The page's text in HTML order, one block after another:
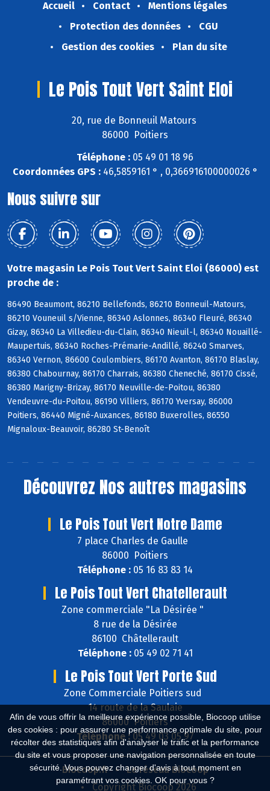
Afin de vous offrir la meilleure expérience possible, Biocoop utilise
des cookies : pour assurer une performance optimale du site, pour
récolter des statistiques afin d'analyser le trafic et la performance
du site et vous proposer une navigation personnalisée en toute
sécurité. Vous pouvez changer d'avis à tout moment en
paramétrant vos cookies. OK pour vous ?
Accueil Contact
Mentions légales
Protection des données
CGU
Gestion des cookies
Plan du site
Le Pois Tout Vert Saint Eloi
20, rue de Bonneuil Matours
86000 Poitiers
Téléphone : 05 49 01 18 96
Coordonnées GPS :46,5859161 ° , 0,366916100000026 °
Nous suivre sur
Votre magasin Le Pois Tout Vert Saint Eloi (86000) est
proche de :
86490 Beaumont, 86210 Bellefonds, 86210 Bonneuil-Matours,
86210 Vouneuil s/Vienne, 86340 Aslonnes, 86340 Fleuré, 86340
Gizay, 86340 La Villedieu-du-Clain, 86340 Nieuil-l, 86340 Nouaillé-
Maupertuis, 86340 Roches-Prémarie-Andillé, 86240 Smarves,
86340 Vernon, 86600 Coulombiers, 86170 Avanton, 86170 Blaslay,
86380 Chabournay, 86170 Charrais, 86380 Cheneché, 86170 Cissé,
86380 Marigny-Brizay, 86170 Neuville-de-Poitou, 86380
Vendeuvre-du-Poitou, 86190 Villiers, 86170 Yversay, 86000
Poitiers, 86440 Migné-Auxances, 86180 Buxerolles, 86550
Mignaloux-Beauvoir, 86280 St-Benoît
Découvrez Nos autres magasins
Le Pois Tout Vert Notre Dame
7 place Charles de Gaulle
86000 Poitiers
Téléphone : 05 16 83 83 14
Le Pois Tout Vert Chatellerault
Zone commerciale "La Désirée "
8 rue de la Désirée
86100 Châtellerault
Téléphone :05 49 02 71 41
Le Pois Tout Vert Porte Sud
Zone Commerciale Poitiers sud
14 route de la Saulaie
86000 Poitiers
Téléphone :05 49 03 05 97
Biocoop.fr
Le réseau Biocoop
Copyright Biocoop 2026